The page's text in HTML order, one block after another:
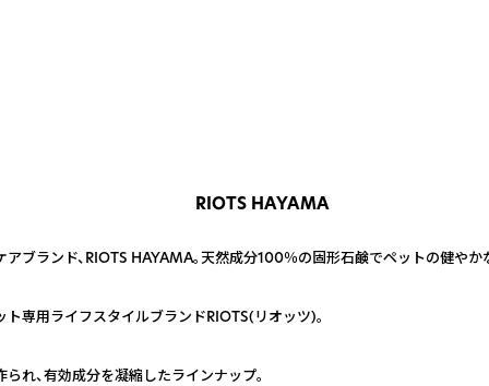
RIOTS HAYAMA
ブランド、RIOTS HAYAMA。天然成分100％の固形石鹸でペットの健やか
専用ライフスタイルブランドRIOTS(リオッツ)。
れ、有効成分を凝縮したラインナップ。